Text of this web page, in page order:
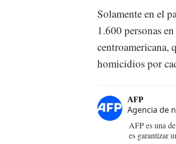
Solamente en el
1.600 personas
centroamericana,
homicidios por
AFP
Agencia de
AFP es una
es garantizar